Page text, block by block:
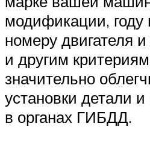
модификации, году
номеру двигателя
и другим
значительно
установки детали
в органах ГИБДД.